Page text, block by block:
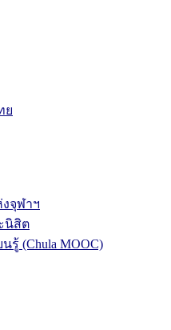
ย
จุฬาฯ
นิสิต
รู้ (Chula MOOC)